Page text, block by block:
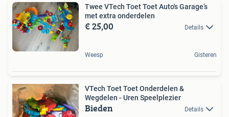
Twee VTech Toet Toet Auto's Garage’s
met extra onderdelen
€ 25,00 Details
Weesp Gisteren
VTech Toet Toet Onderdelen &
Wegdelen - Uren Speelplezier
Bieden Details